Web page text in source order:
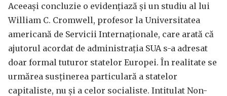
Aceeași concluzie o evidențiază și un studiu al lui
William C. Cromwell, profesor la Universitatea
americană de Servicii Internaționale, care arată că
ajutorul acordat de administrația SUA s-a adresat
doar formal tuturor statelor Europei. În realitate se
urmărea susținerea particulară a statelor
capitaliste, nu și a celor socialiste. Intitulat Non-